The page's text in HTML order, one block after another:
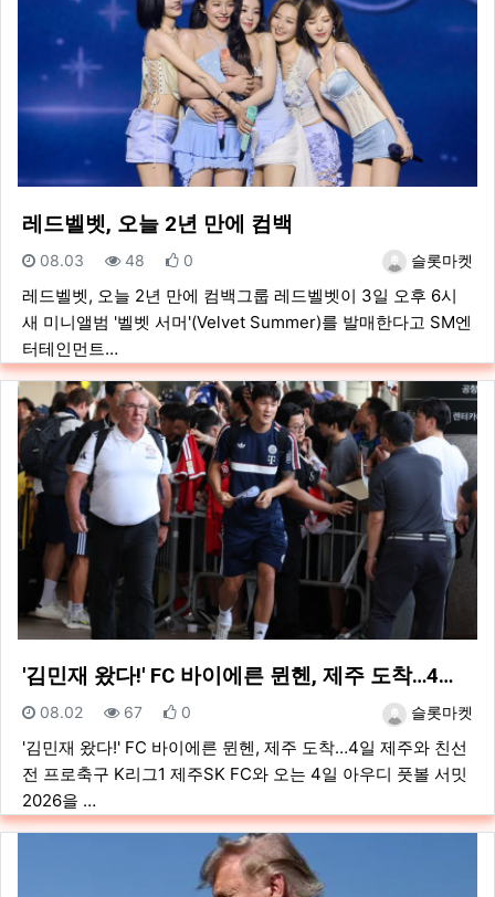
레드벨벳, 오늘 2년 만에 컴백
등록자슬롯마켓
등록일
08.03 조회
48 추천
0
레드벨벳, 오늘 2년 만에 컴백그룹 레드벨벳이 3일 오후 6시
새 미니앨범 '벨벳 서머'(Velvet Summer)를 발매한다고 SM엔
터테인먼트…
'김민재 왔다!' FC 바이에른 뮌헨, 제주 도착…4…
등록자슬롯마켓
등록일
08.02 조회
67 추천
0
'김민재 왔다!' FC 바이에른 뮌헨, 제주 도착…4일 제주와 친선
전 프로축구 K리그1 제주SK FC와 오는 4일 아우디 풋볼 서밋
2026을 …